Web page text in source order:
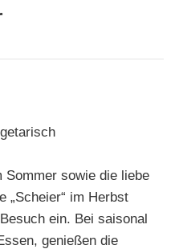
Sommer sowie die liebe
„Scheier“ im Herbst
ein. Bei saisonal
genießen die